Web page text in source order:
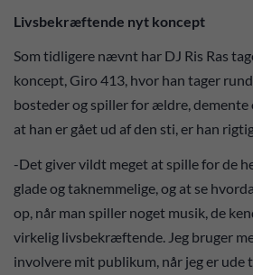
Livsbekræftende nyt koncept
Som tidligere nævnt har DJ Ris Ras
koncept, Giro 413, hvor han tager
bosteder og spiller for ældre, demente
at han er gået ud af den sti, er han
-Det giver vildt meget at spille for de
glade og taknemmelige, og at se
op, når man spiller noget musik, de
virkelig livsbekræftende. Jeg bruger
involvere mit publikum, når jeg er ude